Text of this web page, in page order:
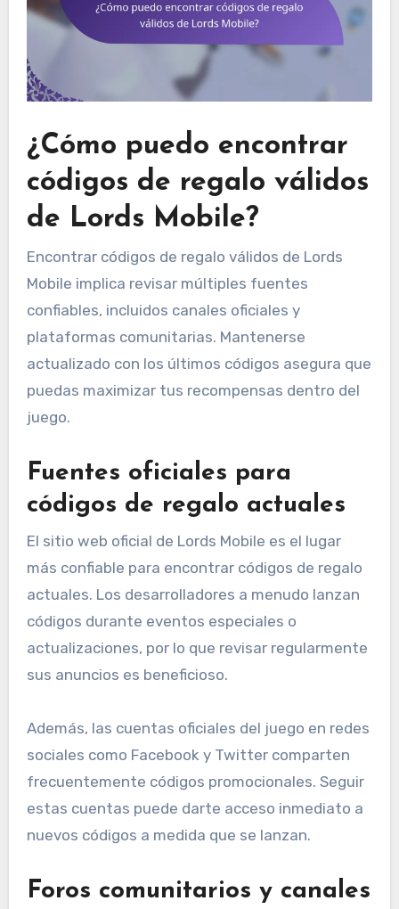
¿Cómo puedo encontrar
códigos de regalo válidos
de Lords Mobile?
Encontrar códigos de regalo válidos de Lords
Mobile implica revisar múltiples fuentes
confiables, incluidos canales oficiales y
plataformas comunitarias. Mantenerse
actualizado con los últimos códigos asegura que
puedas maximizar tus recompensas dentro del
juego.
Fuentes oficiales para
códigos de regalo actuales
El sitio web oficial de Lords Mobile es el lugar
más confiable para encontrar códigos de regalo
actuales. Los desarrolladores a menudo lanzan
códigos durante eventos especiales o
actualizaciones, por lo que revisar regularmente
sus anuncios es beneficioso.
Además, las cuentas oficiales del juego en redes
sociales como Facebook y Twitter comparten
frecuentemente códigos promocionales. Seguir
estas cuentas puede darte acceso inmediato a
nuevos códigos a medida que se lanzan.
Foros comunitarios y canales